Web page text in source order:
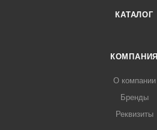
КАТАЛОГ
КОМПАНИЯ
О компании
Бренды
Реквизиты